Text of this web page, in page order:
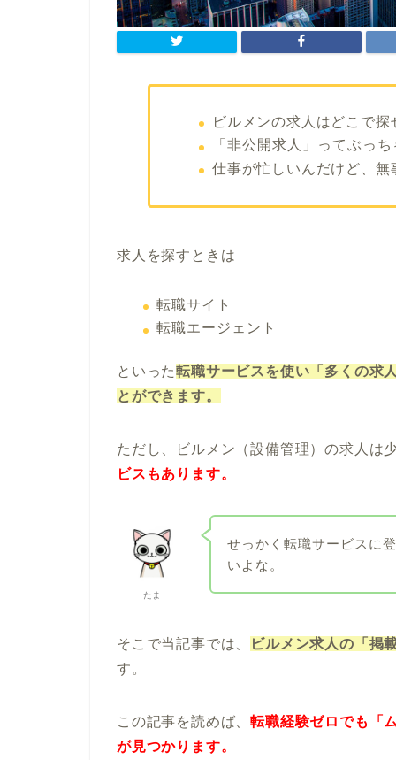
ビルメンの求人はどこで探
「非公開求人」ってぶっ
仕事が忙しいんだけど、
求人を探すときは
転職サイト
転職エージェント
といった転職サービスを使い「多くの求
とができます。
ただし、ビルメン（設備管理）の求人は
ビスもあります。
たま
せっかく転職サービスに
いよな。
そこで当記事では、
ビルメン求人の「掲
す。
この記事を読めば、転職経験ゼロでも「
が見つかります。